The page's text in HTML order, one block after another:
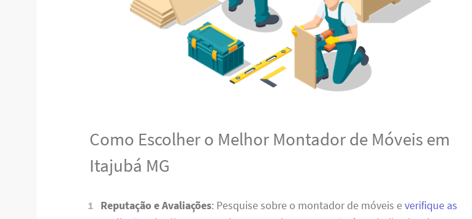
Como Escolher o Melhor Montador de Móveis em
Itajubá MG
Reputação e Avaliações: Pesquise sobre o montador de móveis everifique as